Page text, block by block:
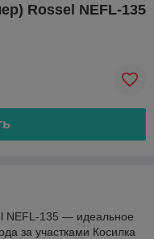
Rossel NEFL-135
NEFL-135 — идеальное
за участками Косилка